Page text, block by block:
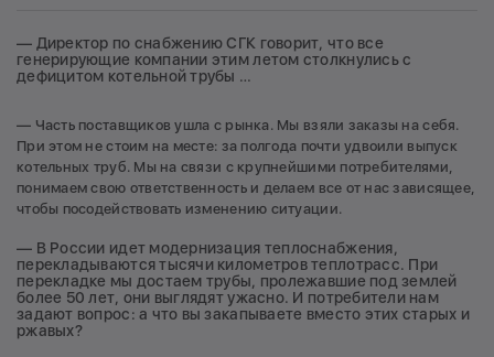
— Директор по снабжению СГК говорит, что все
генерирующие компании этим летом столкнулись с
дефицитом котельной трубы …
— Часть поставщиков ушла с рынка. Мы взяли заказы на себя.
При этом не стоим на месте: за полгода почти удвоили выпуск
котельных труб. Мы на связи с крупнейшими потребителями,
понимаем свою ответственность и делаем все от нас зависящее,
чтобы посодействовать изменению ситуации.
— В России идет модернизация теплоснабжения,
перекладываются тысячи километров теплотрасс. При
перекладке мы достаем трубы, пролежавшие под землей
более 50 лет, они выглядят ужасно. И потребители нам
задают вопрос: а что вы закапываете вместо этих старых и
ржавых?